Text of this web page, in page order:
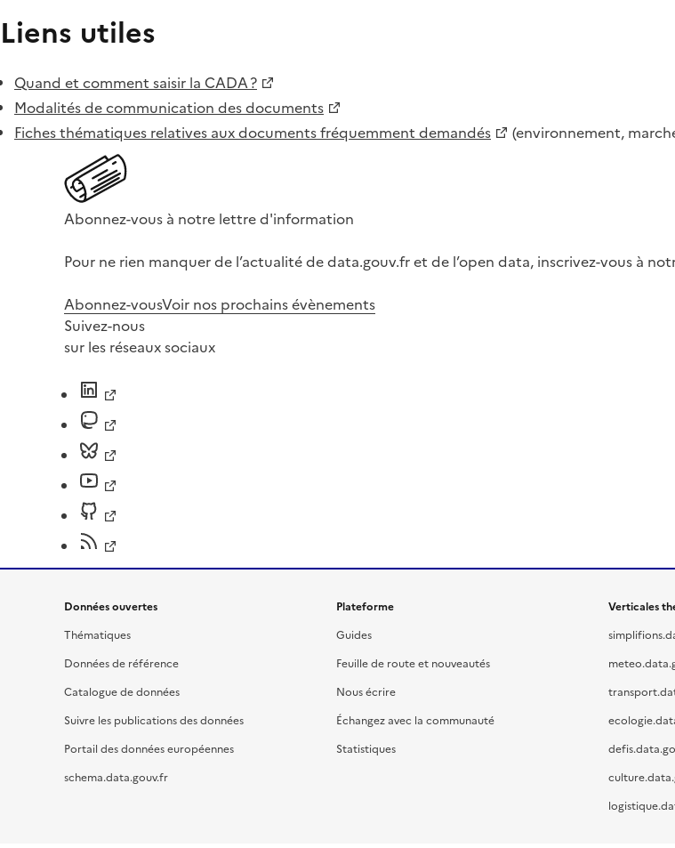
Liens utiles
Quand et comment saisir la CADA ?
Modalités de communication des documents
Fiches thématiques relatives aux documents fréquemment demandés
(environnement,
Abonnez-vous à notre lettre d'information
Pour ne rien manquer de l’actualité de data.gouv.fr et de l’open data, inscrivez-vous à
Abonnez-vousVoir nos prochains évènements
Suivez-nous
sur les réseaux sociaux
Données ouvertes
Thématiques
Données de référence
Catalogue de données
Suivre les publications des données
Portail des données européennes
schema.data.gouv.fr
Plateforme
Guides
Feuille de route et nouveautés
Nous écrire
Échangez avec la communauté
Statistiques
Verticales